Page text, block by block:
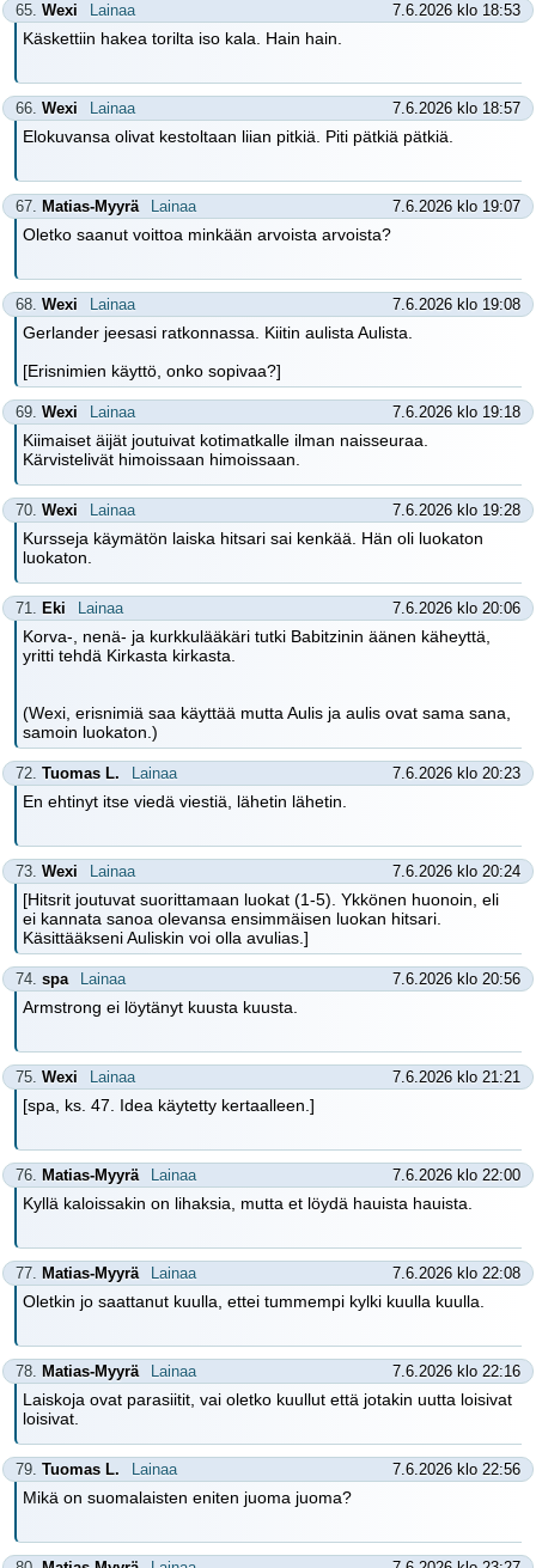
65. Wexi Lainaa 7.6.2026 klo 18:53
Käskettiin hakea torilta iso kala. Hain hain.
66. Wexi Lainaa 7.6.2026 klo 18:57
Elokuvansa olivat kestoltaan liian pitkiä. Piti pätkiä pätkiä.
67. Matias-Myyrä Lainaa 7.6.2026 klo 19:07
Oletko saanut voittoa minkään arvoista arvoista?
68. Wexi Lainaa 7.6.2026 klo 19:08
Gerlander jeesasi ratkonnassa. Kiitin aulista Aulista.
[Erisnimien käyttö, onko sopivaa?]
69. Wexi Lainaa 7.6.2026 klo 19:18
Kiimaiset äijät joutuivat kotimatkalle ilman naisseuraa.
Kärvistelivät himoissaan himoissaan.
70. Wexi Lainaa 7.6.2026 klo 19:28
Kursseja käymätön laiska hitsari sai kenkää. Hän oli luokaton
luokaton.
71. Eki Lainaa 7.6.2026 klo 20:06
Korva-, nenä- ja kurkkulääkäri tutki Babitzinin äänen käheyttä,
yritti tehdä Kirkasta kirkasta.
(Wexi, erisnimiä saa käyttää mutta Aulis ja aulis ovat sama sana,
samoin luokaton.)
72. Tuomas L. Lainaa 7.6.2026 klo 20:23
En ehtinyt itse viedä viestiä, lähetin lähetin.
73. Wexi Lainaa 7.6.2026 klo 20:24
[Hitsrit joutuvat suorittamaan luokat (1-5). Ykkönen huonoin, eli
ei kannata sanoa olevansa ensimmäisen luokan hitsari.
Käsittääkseni Auliskin voi olla avulias.]
74. spa Lainaa 7.6.2026 klo 20:56
Armstrong ei löytänyt kuusta kuusta.
75. Wexi Lainaa 7.6.2026 klo 21:21
[spa, ks. 47. Idea käytetty kertaalleen.]
76. Matias-Myyrä Lainaa 7.6.2026 klo 22:00
Kyllä kaloissakin on lihaksia, mutta et löydä hauista hauista.
77. Matias-Myyrä Lainaa 7.6.2026 klo 22:08
Oletkin jo saattanut kuulla, ettei tummempi kylki kuulla kuulla.
78. Matias-Myyrä Lainaa 7.6.2026 klo 22:16
Laiskoja ovat parasiitit, vai oletko kuullut että jotakin uutta loisivat
loisivat.
79. Tuomas L. Lainaa 7.6.2026 klo 22:56
Mikä on suomalaisten eniten juoma juoma?